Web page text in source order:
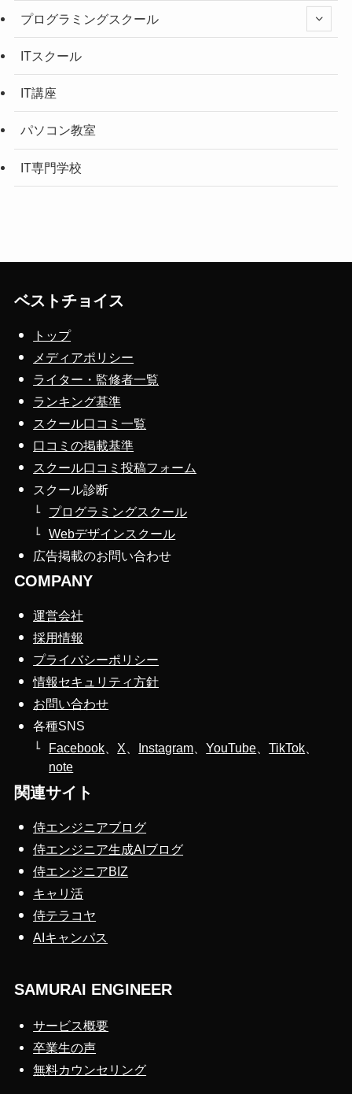
プログラミングスクール
ITスクール
IT講座
パソコン教室
IT専門学校
ベストチョイス
トップ
メディアポリシー
ライター・監修者一覧
ランキング基準
スクール口コミ一覧
口コミの掲載基準
スクール口コミ投稿フォーム
スクール診断
プログラミングスクール
Webデザインスクール
広告掲載のお問い合わせ
COMPANY
運営会社
採用情報
プライバシーポリシー
情報セキュリティ方針
お問い合わせ
各種SNS
Facebook
X Instagram 、YouTube 、TikTok
note
関連サイト
侍エンジニアブログ
侍エンジニア生成AIブログ
侍エンジニアBIZ
キャリ活
侍テラコヤ
AIキャンパス
SAMURAI ENGINEER
サービス概要
卒業生の声
無料カウンセリング